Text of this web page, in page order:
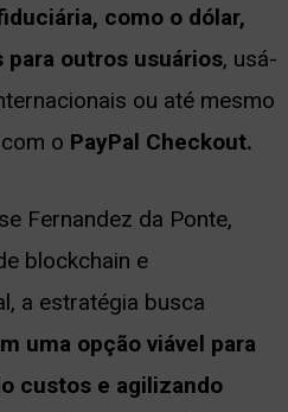
como o dólar,
para outros usuários, usá-
ou até mesmo
o PayPal Checkout.
Fernandez da Ponte,
blockchain e
a estratégia busca
uma opção viável para
custos e agilizando